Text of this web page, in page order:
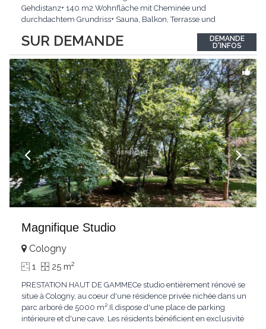
SUR DEMANDE
Gehdistanz+ 140 m2 Wohnfläche mit Cheminée und
durchdachtem Grundriss+ Sauna, Balkon, Terrasse und
Wohnqualität schätzenKLARTEXT: Einziehen, wohlfühlen und
das Leben geniessen.Interessiert? JETZT anrufen: +41 79 294 37
71
DEMANDE
D'INFOS
Magnifique Studio
Cologny
1 25 m2
PRESTATION HAUT DE GAMMECe studio entièrement rénové se
situe à Cologny, au coeur d'une résidence privée nichée dans un
parc arboré de 5000 m².Il dispose d'une place de parking
intérieure et d'une cave. Les résidents bénéficient en exclusivité